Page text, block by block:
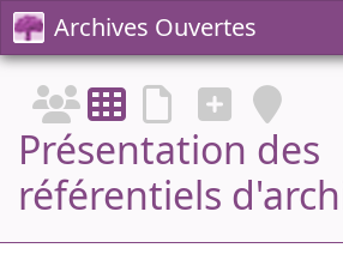
Archives Ouvertes
Présentation des
référentiels